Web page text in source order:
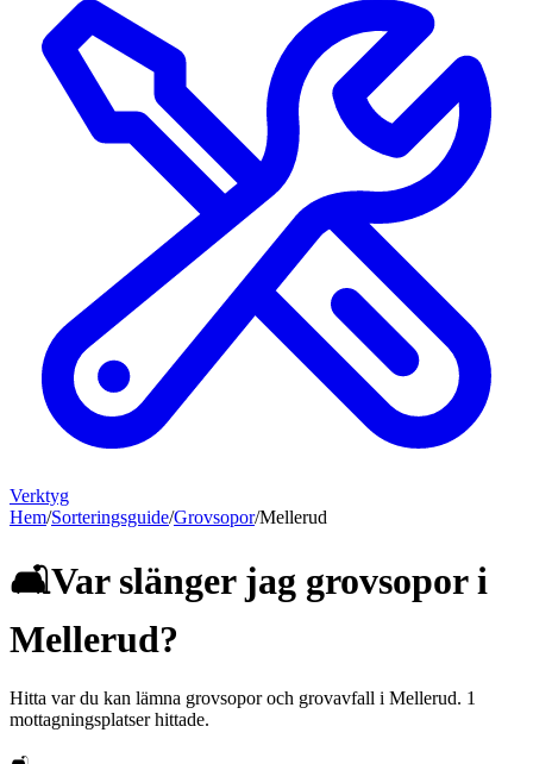
Verktyg
Hem/Sorteringsguide/Grovsopor/Mellerud
🛋️Var slänger jag grovsopori
Mellerud?
Hitta var du kan lämna grovsopor och grovavfall i Mellerud. 1
mottagningsplatser hittade.